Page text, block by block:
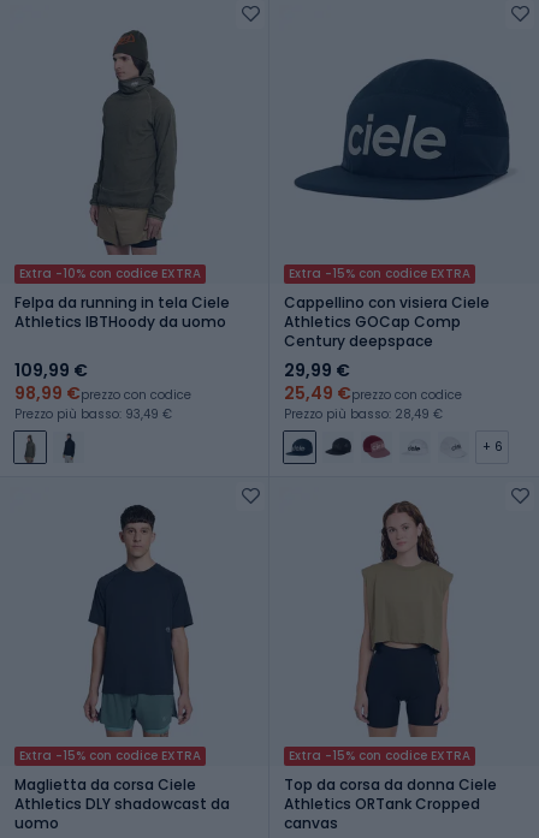
Extra -10% con codice EXTRA
Felpa da running in tela Ciele
Athletics IBTHoody da uomo
109,99 €
98,99 €prezzo con codice
Prezzo più basso: 93,49 €
Extra -15% con codice EXTRA
Cappellino con visiera Ciele
Athletics GOCap Comp
Century deepspace
29,99 €
25,49 €prezzo con codice
Prezzo più basso: 28,49 €
+ 6
Extra -15% con codice EXTRA
Maglietta da corsa Ciele
Athletics DLY shadowcast da
uomo
Extra -15% con codice EXTRA
Top da corsa da donna Ciele
Athletics ORTank Cropped
canvas